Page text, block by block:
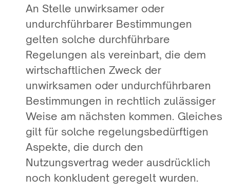
An Stelle unwirksamer oder
undurchführbarer Bestimmungen
gelten solche durchführbare
Regelungen als vereinbart, die dem
wirtschaftlichen Zweck der
unwirksamen oder undurchführbaren
Bestimmungen in rechtlich zulässiger
Weise am nächsten kommen. Gleiches
gilt für solche regelungsbedürftigen
Aspekte, die durch den
Nutzungsvertrag weder ausdrücklich
noch konkludent geregelt wurden.